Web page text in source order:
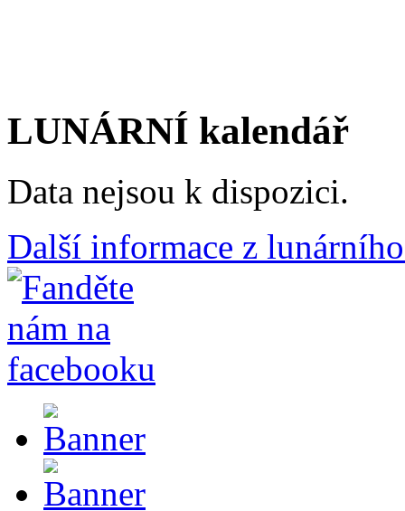
LUNÁRNÍ kalendář
Data nejsou k dispozici.
Další informace z